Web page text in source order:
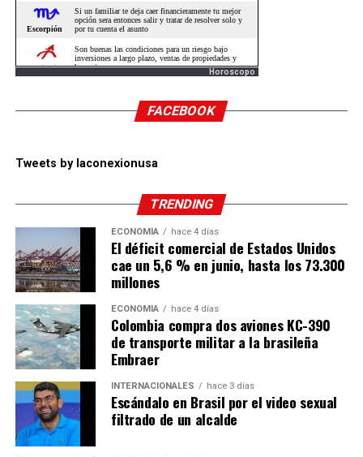
Horoscopo
FACEBOOK
Tweets by laconexionusa
TRENDING
ECONOMÍA hace 4 días
El déficit comercial de Estados Unidos
cae un 5,6 % en junio, hasta los 73.300
millones
ECONOMÍA hace 4 días
Colombia compra dos aviones KC-390
de transporte militar a la brasileña
Embraer
INTERNACIONALES hace 3 días
Escándalo en Brasil por el video sexual
filtrado de un alcalde